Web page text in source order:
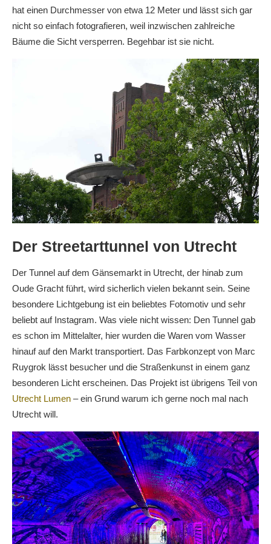
hat einen Durchmesser von etwa 12 Meter und lässt sich gar
nicht so einfach fotografieren, weil inzwischen zahlreiche
Bäume die Sicht versperren. Begehbar ist sie nicht.
Der Streetarttunnel von Utrecht
Der Tunnel auf dem Gänsemarkt in Utrecht, der hinab zum
Oude Gracht führt, wird sicherlich vielen bekannt sein. Seine
besondere Lichtgebung ist ein beliebtes Fotomotiv und sehr
beliebt auf Instagram. Was viele nicht wissen: Den Tunnel gab
es schon im Mittelalter, hier wurden die Waren vom Wasser
hinauf auf den Markt transportiert. Das Farbkonzept von Marc
Ruygrok lässt besucher und die Straßenkunst in einem ganz
besonderen Licht erscheinen. Das Projekt ist übrigens Teil von
Utrecht Lumen – ein Grund warum ich gerne noch mal nach
Utrecht will.